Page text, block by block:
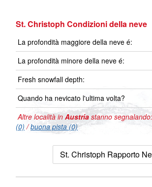
St. Christoph Condizioni della neve
La profondità maggiore della neve é:
La profondità minore della neve é:
Fresh snowfall depth:
Quando ha nevicato l'ultima volta?
Altre località in Austria stanno segnalando:
(0) /buona pista (0)
St. Christoph Rapporto